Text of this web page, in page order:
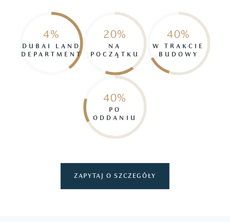
4%
DUBAI LAND
DEPARTMENT
20%
NA
POCZĄTKU
40%
W TRAKCIE
BUDOWY
40%
PO
ODDANIU
ZAPYTAJ O SZCZEGÓŁY